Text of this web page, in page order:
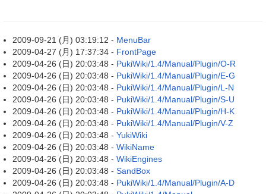
2009-09-21 (月) 03:19:12 - MenuBar
2009-04-27 (月) 17:37:34 - FrontPage
2009-04-26 (日) 20:03:48 - PukiWiki/1.4/Manual/Plugin/O-R
2009-04-26 (日) 20:03:48 - PukiWiki/1.4/Manual/Plugin/E-G
2009-04-26 (日) 20:03:48 - PukiWiki/1.4/Manual/Plugin/L-N
2009-04-26 (日) 20:03:48 - PukiWiki/1.4/Manual/Plugin/S-U
2009-04-26 (日) 20:03:48 - PukiWiki/1.4/Manual/Plugin/H-K
2009-04-26 (日) 20:03:48 - PukiWiki/1.4/Manual/Plugin/V-Z
2009-04-26 (日) 20:03:48 - YukiWiki
2009-04-26 (日) 20:03:48 - WikiName
2009-04-26 (日) 20:03:48 - WikiEngines
2009-04-26 (日) 20:03:48 - SandBox
2009-04-26 (日) 20:03:48 - PukiWiki/1.4/Manual/Plugin/A-D